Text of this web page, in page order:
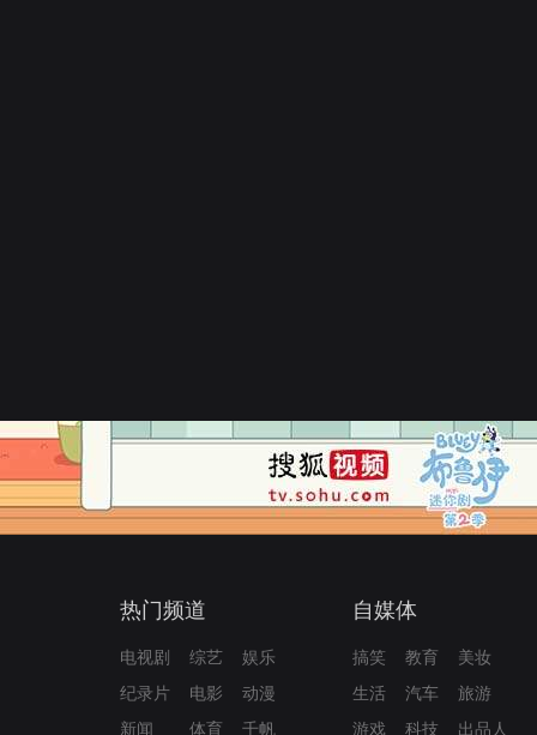
热门频道
电视剧 综艺
娱乐
纪录片
电影
动漫
新闻
体育 千帆
自媒体
搞笑 教育
美妆
生活
汽车
旅游
游戏
科技 出品人